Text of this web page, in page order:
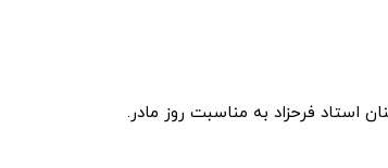
استاد فرحزاد به مناسبت روز مادر.